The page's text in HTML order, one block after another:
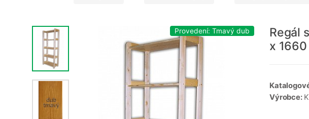
Provedení: Tmavý dub
Regál
x
Výrobce: